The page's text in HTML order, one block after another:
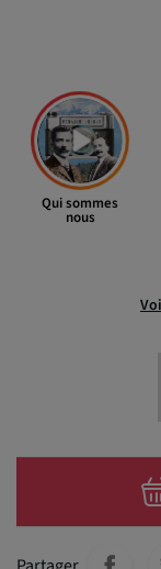
Qui sommes
nous